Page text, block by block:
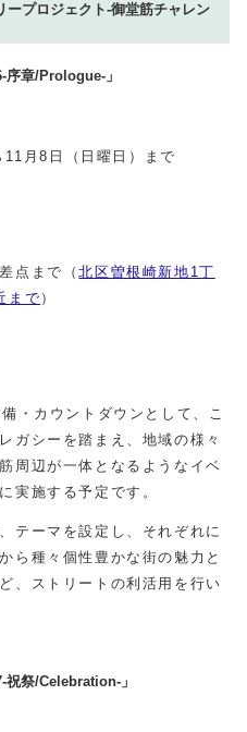
ープロジェクト-御堂筋チャレン
章/Prologue-」
月8日（日曜日）まで
点まで（北区曽根崎新地1丁
まで ）
・カウントダウンとして、こ
ガシーを踏まえ、地域の様々
周辺が一体となるようなイベ
実施する予定です。
テーマを設定し、それぞれに
ら種々個性豊かな街の魅力と
、ストリートの利活用を行い
祭/Celebration-」